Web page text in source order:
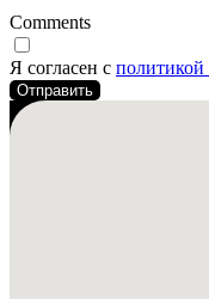
Comments
Я согласен с политикой
Отправить